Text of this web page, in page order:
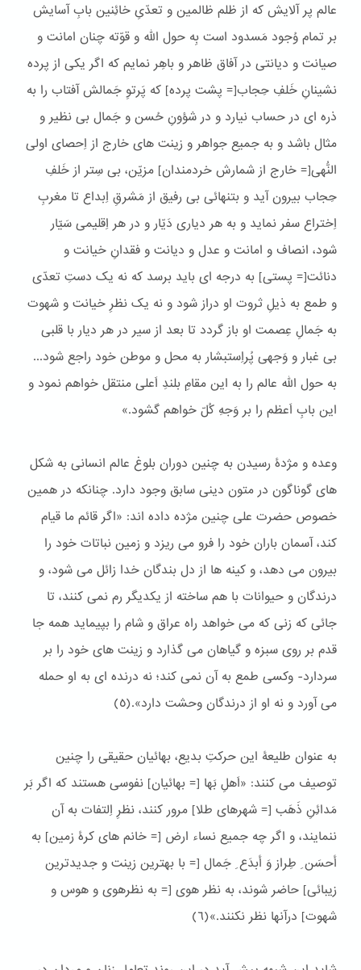
عالم پر آلایش که از ظلم ظالمین و تعدّیِ خائِنین بابِ آسایش
بر تمام وُجود مَسدود است بِه حول الله و قوّته چنان امانت و
صیانت و دیانتی در آفاق ظاهر و باهِر نمایم که اگر یکی از پرده
نشینانِ خَلفِ حِجاب[= پشت پرده] که پَرتوِ جَمالش آفتاب را به
ذره ای در حساب نیارد و در شؤونِ حُسن و جَمال بی نظیر و
مثال باشد و به جمیع جواهر و زینت های خارج از اِحصای اولی
النُّهی[= خارج از شمارش خردمندان] مزیّن، بی سِتر از خَلفِ
حِجاب بیرون آید و بتنهائی بی رفیق از مَشرقِ اِبداع تا مغربِ
اِختراع سفر نماید و به هر دیاری دَیّار و در هر اِقلیمی سَیّار
شود، انصاف و امانت و عدل و دیانت و فقدانِ خیانت و
دنائت[= پستی] به درجه ای باید برسد که نه یک دستِ تعدّی
و طمع به ذیلِ ثروت او دراز شود و نه یک نظرِ خیانت و شهوت
به جَمالِ عِصمت او باز گردد تا بعد از سیر در هر دیار با قلبی
بی غبار و وَجهی پُراِستبشار به محل و موطن خود راجع شود...
به حول الله عالم را به این مقامِ بلندِ اَعلی منتقل خواهم نمود و
این بابِ اَعظم را بر وَجهِ کُلّ خواهم گشود.»
وعده و مژدۀ رسیدن به چنین دوران بلوغ عالم انسانی به شکل
های گوناگون در متون دینی سابق وجود دارد. چنانکه در همین
خصوص حضرت علی چنین مژده داده اند: «اگر قائم ما قیام
كند، آسمان باران خود را فرو می ریزد و زمین نباتات خود را
بیرون می دهد، و كینه ها از دل بندگان خدا زائل می شود، و
درندگان و حیوانات با هم ساخته از یكدیگر رم نمی كنند، تا
جائی كه زنی كه می خواهد راه عراق و شام را بپیماید همه جا
قدم بر روی سبزه و گیاهان می گذارد و زینت های خود را بر
سردارد- وكسی طمع به آن نمی كند؛ نه درنده ای به او حمله
می آورد و نه او از درندگان وحشت دارد».(٥)
به عنوان طلیعۀ این حرکتِ بدیع، بهائیان حقیقی را چنین
توصیف می کنند: «اَهلِ بَها [= بهائیان] نفوسی هستند كه اگر بَر
مَدائِنِ ذَهَب [= شهرهای طلا] مرور كنند، نظرِ اِلتفات به آن
ننمایند، و اگر چه جمیع نساء ارض [= خانم های كرۀ زمین] به
أحسَن ِ طِراز وَ أبدَع ِ جَمال [= با بهترین زینت و جدیدترین
زیبائی] حاضر شوند، به نظر هوی [= به نظرهوی و هوس و
شهوت] درآنها نظر نكنند.»(٦)